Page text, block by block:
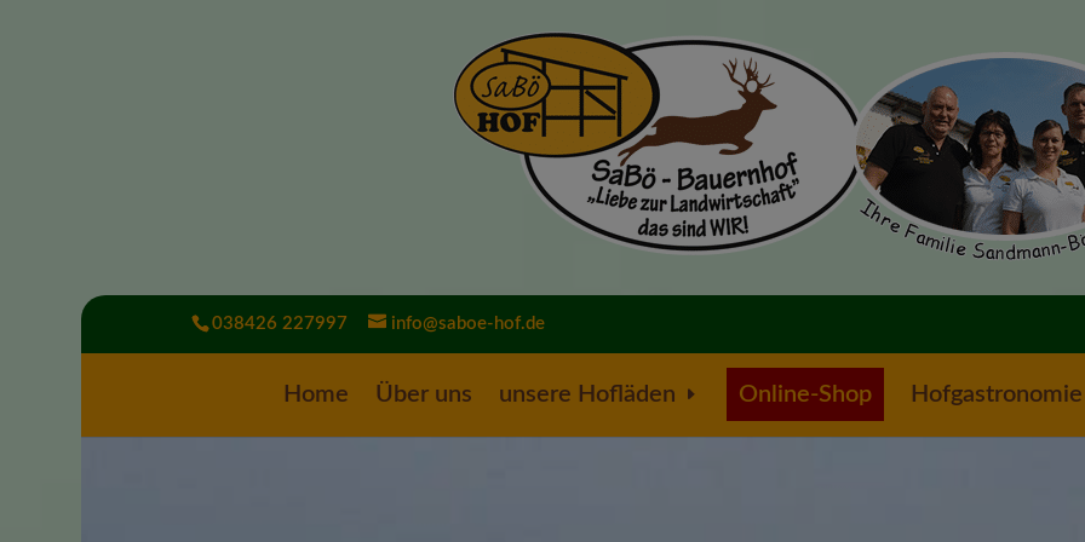
038426 227997 info@saboe-hof.de
Home Über uns unsere Hofläden Online-Shop Hofgastronomie